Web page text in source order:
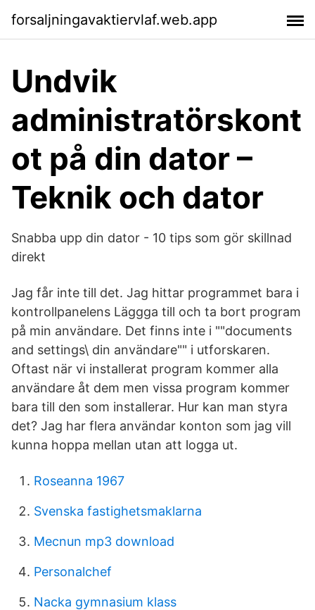
forsaljningavaktiervlaf.web.app
Undvik
administratörskont
ot på din dator –
Teknik och dator
Snabba upp din dator - 10 tips som gör skillnad
direkt
Jag får inte till det. Jag hittar programmet bara i
kontrollpanelens Läggga till och ta bort program
på min användare. Det finns inte i ""documents
and settings\ din användare"" i utforskaren.
Oftast när vi installerat program kommer alla
användare åt dem men vissa program kommer
bara till den som installerar. Hur kan man styra
det? Jag har flera användar konton som jag vill
kunna hoppa mellan utan att logga ut.
Roseanna 1967
Svenska fastighetsmaklarna
Mecnun mp3 download
Personalchef
Nacka gymnasium klass